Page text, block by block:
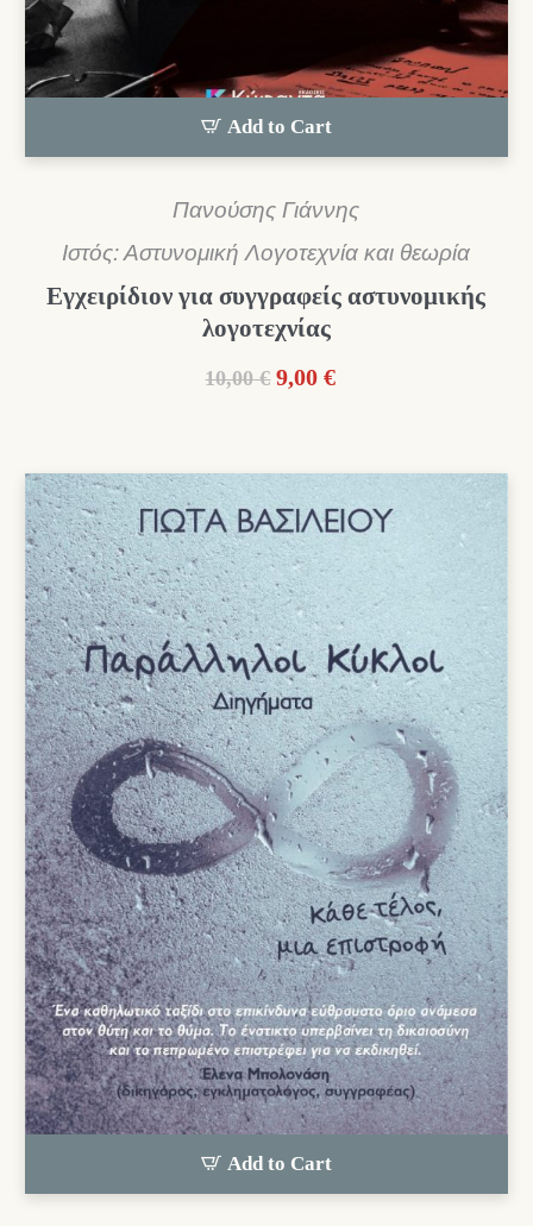
Add to Cart
Πανούσης Γιάννης
Ιστός: Αστυνομική Λογοτεχνία και θεωρία
Εγχειρίδιον για συγγραφείς αστυνομικής
λογοτεχνίας
10,00 € Original
10,00 €.
9,00 €Η
είναι:
9,00 €.
Add to Cart